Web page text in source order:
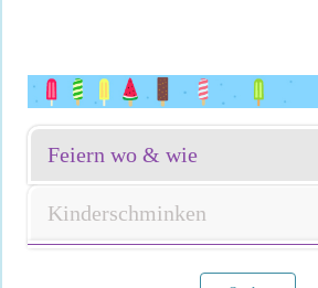
Feiern wo & wie
Kinderschminken